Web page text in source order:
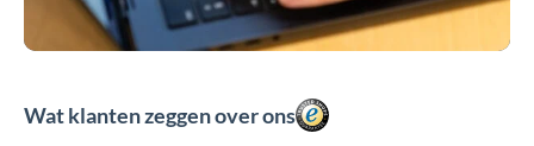
Wat klanten zeggen over ons